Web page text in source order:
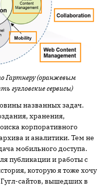
Гартнеру (оранжевым
гугловские сервисы)
названных задач.
хранения,
корпоративного
и аналитики. Тем не
мобильного доступа.
публикации и работы с
которую я тоже хочу
сайтов, вышедших в